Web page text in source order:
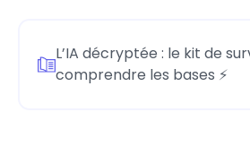
L’IA décryptée : le kit de
comprendre les bases ⚡